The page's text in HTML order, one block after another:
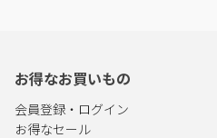
お得なお買いもの
会員登録・ログイン
お得なセール